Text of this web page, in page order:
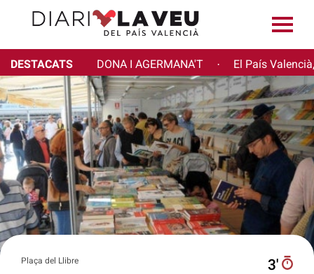
DESTACATS DONA I AGERMANA'T · El País
Plaça del Llibre 3′